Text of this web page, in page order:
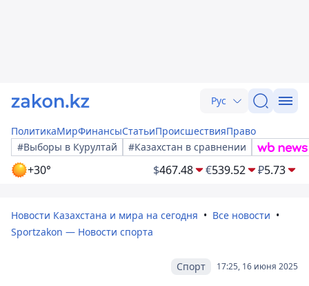
Рус
ПолитикаМирФинансыСтатьиПроисшествияПраво
#Выборы в Курултай
#Казахстан в сравнении
+30° $467.48 €539.52 ₽5.73
Новости Казахстана и мира на сегодня
Все новости
Sportzakon — Новости спорта
17:25, 16 июня 2025
Спорт